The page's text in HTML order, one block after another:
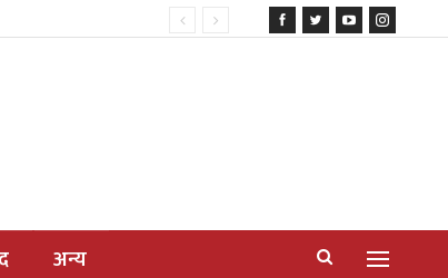
अन्य